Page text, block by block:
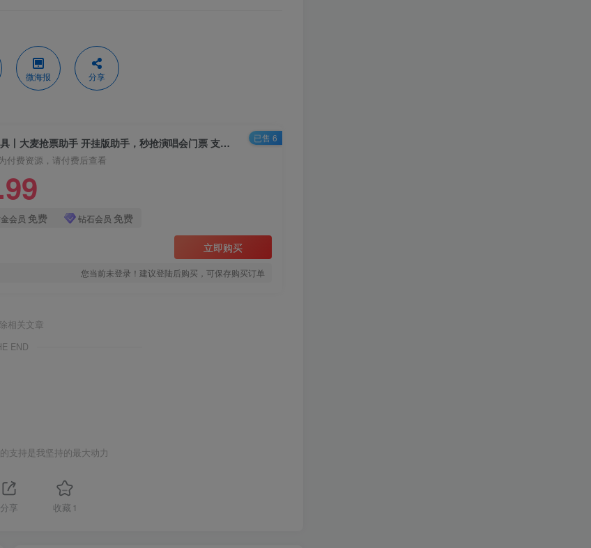
微海报 分享
电脑工具丨大麦抢票助手 开挂版助手，秒抢演唱会门票 支持win+mac双端
付费资源，请付费后查看
会员 免费 钻石会员 免费
立即购买
您当前未登录！建议登陆后购买，可保存购买订单
已售 6
相关文章
END
支持是我坚持的最大动力
分享 收藏 1